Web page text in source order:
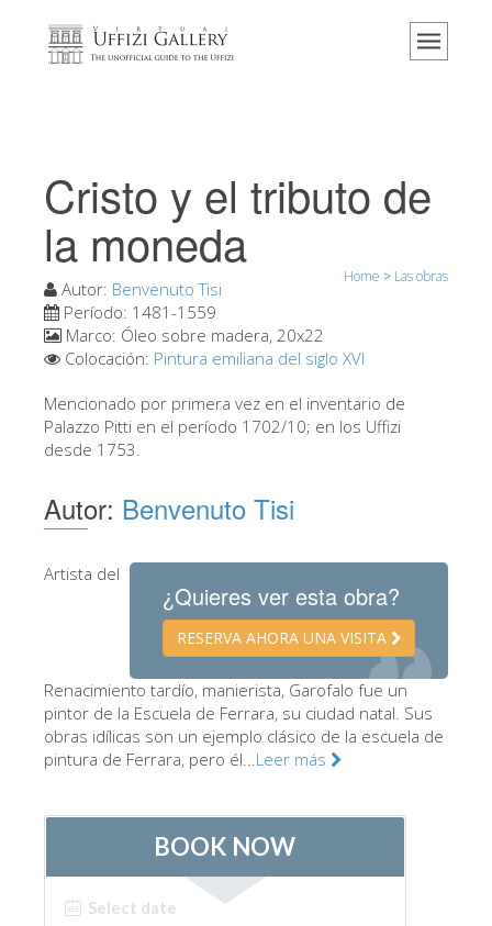
Home
Eventos y exposiciones
Los comentarios de los visitantes
Visite los Uffizi
Reserve ahora
Visita virtual
Las obras
Los Artistas
Otros Museos
Museo del Bargello
Galería Palatina
Capillas de los Medici
Museo Galileo
Cristo y el tributo de
la moneda
Home > Las obras
Autor: Benvenuto Tisi
Período: 1481-1559
Marco: Óleo sobre madera, 20x22
Colocación: Pintura emiliana del siglo XVI
Mencionado por primera vez en el inventario de
Palazzo Pitti en el período 1702/10; en los Uffizi
desde 1753.
Autor: Benvenuto Tisi
¿Quieres ver esta obra?
RESERVA AHORA UNA VISITA
Artista del
Renacimiento tardío, manierista, Garofalo fue un
pintor de la Escuela de Ferrara, su ciudad natal. Sus
obras idílicas son un ejemplo clásico de la escuela de
pintura de Ferrara, pero él...Leer más